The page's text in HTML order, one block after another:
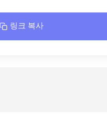
링크 복사